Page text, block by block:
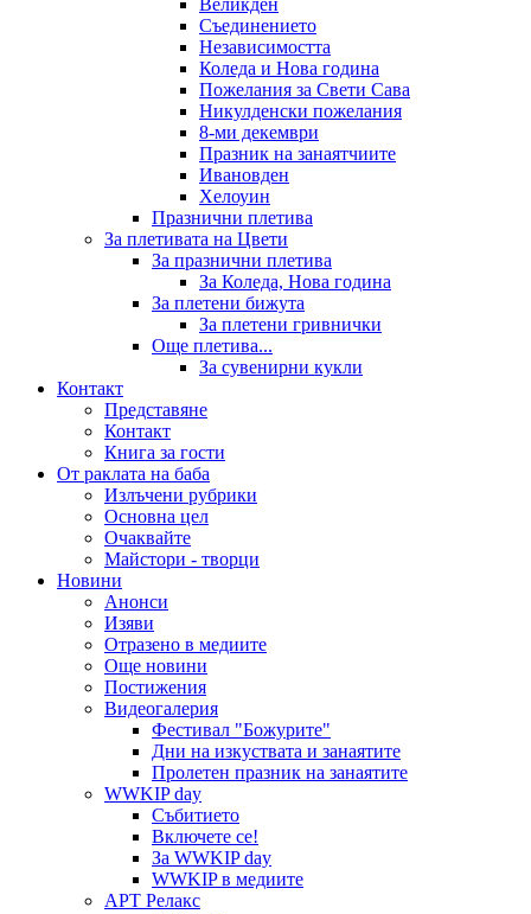
Съединението
Независимостта
Коледа и Нова година
Пожелания за Свети Сава
Никулденски пожелания
8-ми декември
Празник на занаятчиите
Ивановден
Хелоуин
Празнични плетива
За плетивата на Цвети
За празнични плетива
За Коледа, Нова година
За плетени бижута
За плетени гривнички
Още плетива...
За сувенирни кукли
Контакт
Представяне
Контакт
Книга за гости
От раклата на баба
Излъчени рубрики
Основна цел
Очаквайте
Майстори - творци
Новини
Анонси
Изяви
Отразено в медиите
Още новини
Постижения
Видеогалерия
Фестивал "Божурите"
Дни на изкуствата и занаятите
Пролетен празник на занаятите
WWKIP day
Събитието
Включете се!
За WWKIP day
WWKIP в медиите
АРТ Релакс